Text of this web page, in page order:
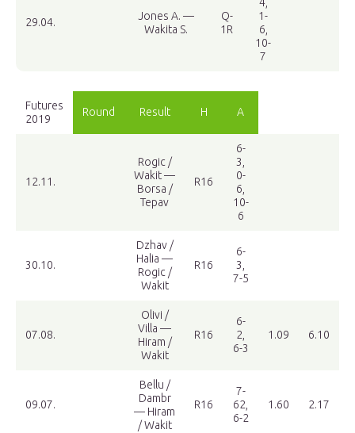
29.04.
Jones A. —
Wakita S.
Q-
1R
1-
6,
10-
7
Futures
2019
Round Result H A
12.11.
Rogic /
Wakit —
Borsa /
Tepav
R16
6-
3,
0-
6,
10-
6
30.10.
Dzhav /
Halia —
Rogic /
Wakit
R16
6-
3,
7-5
07.08.
Olivi /
Villa —
Hiram /
Wakit
R16
6-
2,
6-3
1.09 6.10
09.07.
Bellu /
Dambr
— Hiram
/ Wakit
R16
7-
62,
6-2
1.60 2.17